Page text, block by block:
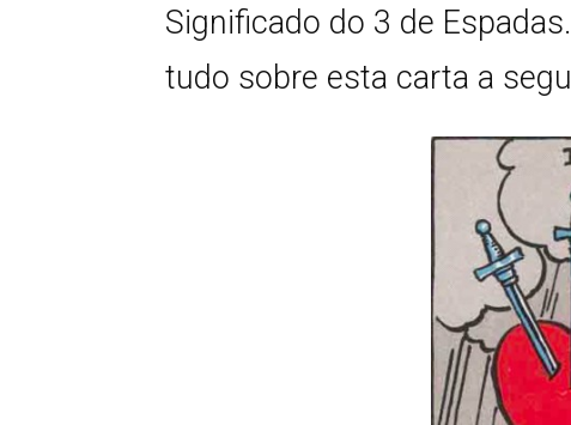
Significado do 3 de
tudo sobre esta carta a